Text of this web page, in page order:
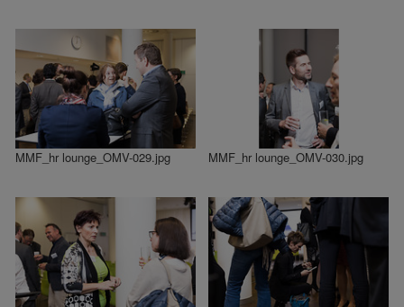
MMF_hr lounge_OMV-029.jpg MMF_hr lounge_OMV-030.jpg